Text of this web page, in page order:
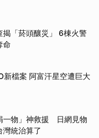
揭「菸頭釀災」 6棟火警
命
新檔案 阿富汗星空遭巨大
一物」神救援 日網見物
灣統治算了